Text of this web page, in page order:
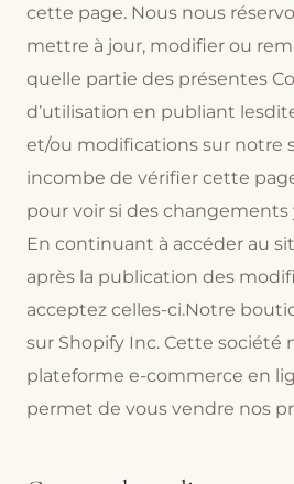
cette page. Nous nous
mettre à jour, modifier ou
quelle partie des présentes
d’utilisation en publiant
et/ou modifications sur notre
incombe de vérifier cette
pour voir si des
En continuant à accéder au
après la publication des
acceptez celles-ci.Notre
sur Shopify Inc. Cette société
plateforme e-commerce en
permet de vous vendre nos